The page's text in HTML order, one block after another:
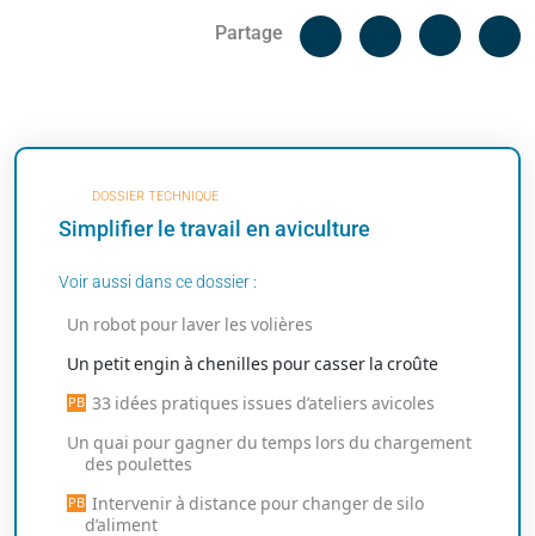
Partage
Facebook
DOSSIER TECHNIQUE
Simplifier le travail en aviculture
Voir aussi dans ce dossier :
Un robot pour laver les volières
Un petit engin à chenilles pour casser la croûte
33 idées pratiques issues d’ateliers avicoles
Un quai pour gagner du temps lors du chargement
des poulettes
Intervenir à distance pour changer de silo
d’aliment